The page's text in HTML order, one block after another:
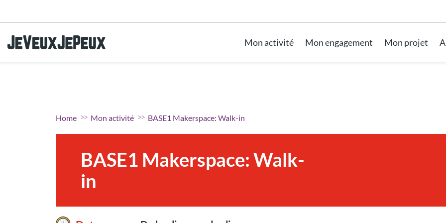
Mon activité Mon engagement Mon projet
Home Mon activité BASE1 Makerspace: Walk-in
BASE1 Makerspace: Walk-
in